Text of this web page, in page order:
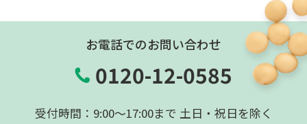
お電話でのお問い合わせ
0120-12-0585
受付時間：9:00〜17:00まで 土日・祝日を除く